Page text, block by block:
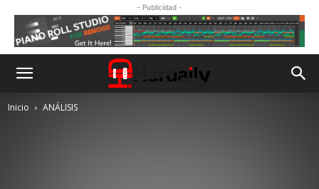
- Publicidad -
Inicio ANÁLISIS